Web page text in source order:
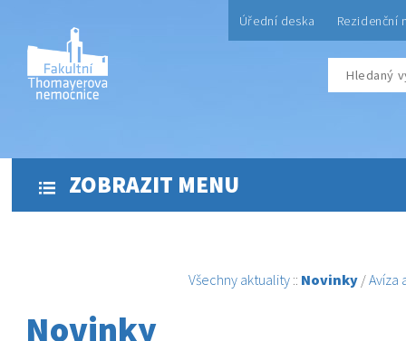
Úřední deska Rezidenční
ZOBRAZIT MENU
Všechny aktuality :: Novinky /Avíza
Novinky